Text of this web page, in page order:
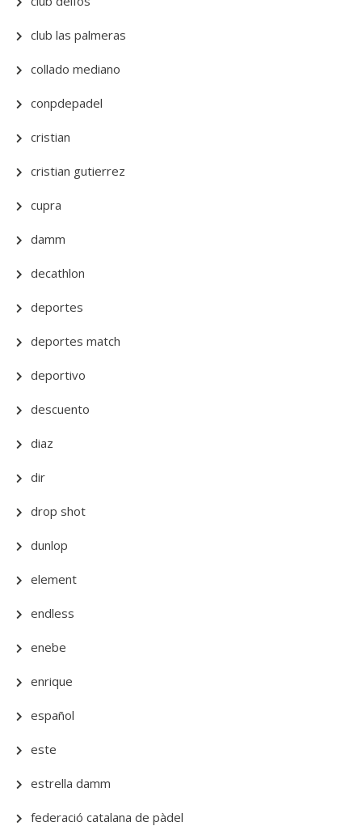
club las palmeras
collado mediano
conpdepadel
cristian
cristian gutierrez
cupra
damm
decathlon
deportes
deportes match
deportivo
descuento
diaz
dir
drop shot
dunlop
element
endless
enebe
enrique
español
este
estrella damm
federació catalana de pàdel